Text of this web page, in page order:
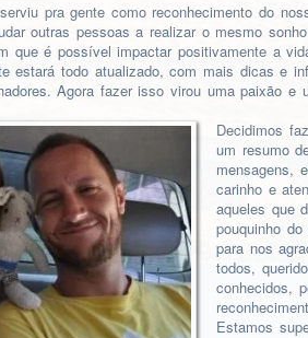
pra gente como reconhecimento do
outras pessoas a realizar o mesmo
que é possível impactar positivamente a
estará todo atualizado, com mais dicas e
Agora fazer isso virou uma paixão e
Decidimos
um resumo
mensagens,
carinho e
aqueles que
pouquinho
para nos
todos,
conhecidos,
Estamos